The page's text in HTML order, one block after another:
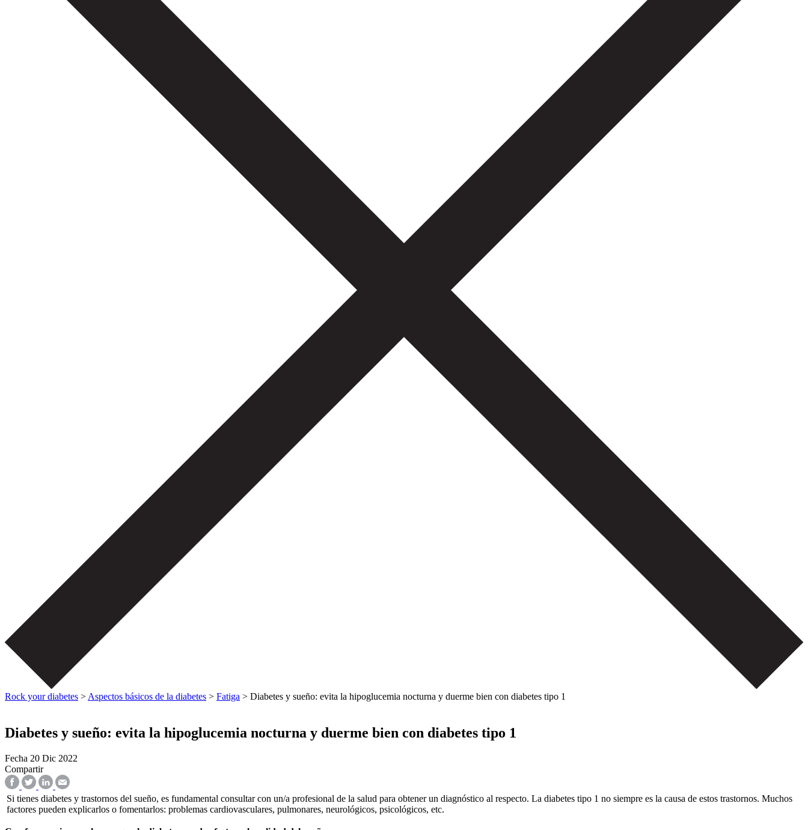
Rock your diabetes > Aspectos básicos de la diabetes > Fatiga > Diabetes y sueño: evita la hipoglucemia nocturna y duerme bien con diabetes tipo 1
Diabetes y sueño: evita la hipoglucemia nocturna y duerme bien con diabetes tipo 1
Fecha 20 Dic 2022
Compartir
Si tienes diabetes y trastornos del sueño, es fundamental consultar con un/a profesional de la salud para obtener un diagnóstico al respecto. La diabetes tipo 1 no siempre es la causa de estos trastornos. Muchos
factores pueden explicarlos o fomentarlos: problemas cardiovasculares, pulmonares, neurológicos, psicológicos, etc.